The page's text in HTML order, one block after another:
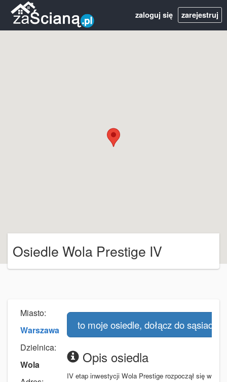
zaloguj się zarejestruj
Osiedle Wola Prestige IV
Miasto:
Warszawa
Dzielnica:
Wola
to moje osiedle, dołącz do sąsiadów
Opis osiedla
IV etap inwestycji Wola Prestige rozpoczął się w